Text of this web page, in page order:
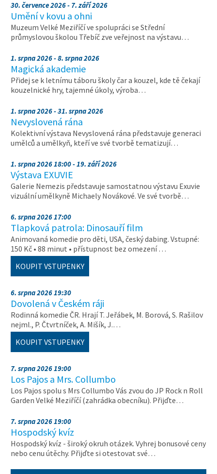
30. července 2026 - 7. září 2026
Umění v kovu a ohni
Muzeum Velké Meziříčí ve spolupráci se Střední
průmyslovou školou Třebíč zve veřejnost na výstavu…
1. srpna 2026 - 8. srpna 2026
Magická akademie
Přidej se k letnímu táboru školy čar a kouzel, kde tě čekají
kouzelnické hry, tajemné úkoly, výroba…
1. srpna 2026 - 31. srpna 2026
Nevyslovená rána
Kolektivní výstava Nevyslovená rána představuje generaci
umělců a umělkyň, kteří ve své tvorbě tematizují…
1. srpna 2026 18:00 - 19. září 2026
Výstava EXUVIE
Galerie Nemezis představuje samostatnou výstavu Exuvie
vizuální umělkyně Michaely Novákové. Ve své tvorbě…
6. srpna 2026 17:00
Tlapková patrola: Dinosauří film
Animovaná komedie pro děti, USA, český dabing. Vstupné:
150 Kč • 88 minut • přístupnost bez omezení …
KOUPIT VSTUPENKY
6. srpna 2026 19:30
Dovolená v Českém ráji
Rodinná komedie ČR. Hrají T. Jeřábek, M. Borová, S. Rašilov
nejml., P. Čtvrtníček, A. Mišík, J.…
KOUPIT VSTUPENKY
7. srpna 2026 19:00
Los Pajos a Mrs. Collumbo
Los Pajos spolu s Mrs Collumbo Vás zvou do JP Rock n Roll
Garden Velké Meziříčí (zahrádka obecníku). Přijďte…
7. srpna 2026 19:00
Hospodský kvíz
Hospodský kvíz - široký okruh otázek. Vyhrej bonusové ceny
nebo cenu útěchy. Přijďte si otestovat své…